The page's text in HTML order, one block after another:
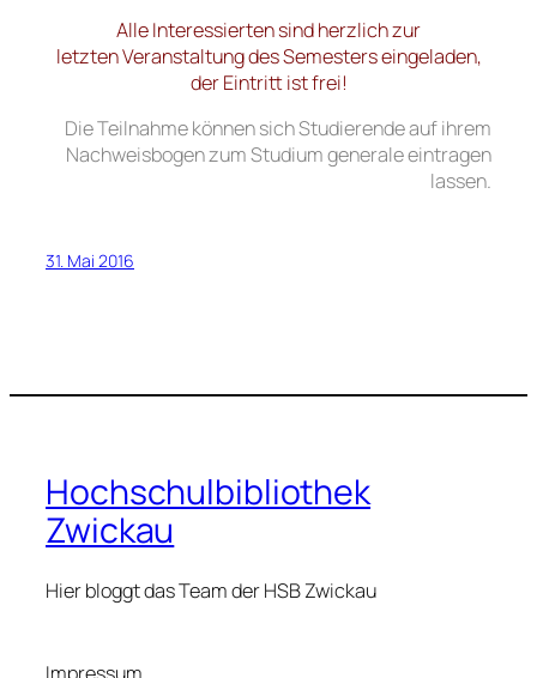
Alle Interessierten sind herzlich zur
letzten Veranstaltung des Semesters eingeladen,
der Eintritt ist frei!
Die Teilnahme können sich Studierende auf ihrem
Nachweisbogen zum Studium generale eintragen
lassen.
31. Mai 2016
Hochschulbibliothek
Zwickau
Hier bloggt das Team der HSB Zwickau
Impressum